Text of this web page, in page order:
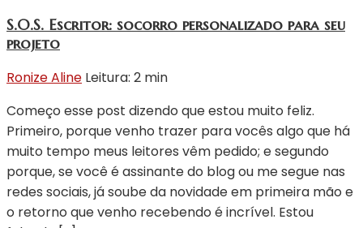
S.O.S. Escritor: socorro personalizado para seu
projeto
Ronize Aline Leitura: 2 min
Começo esse post dizendo que estou muito feliz.
Primeiro, porque venho trazer para vocês algo que há
muito tempo meus leitores vêm pedido; e segundo
porque, se você é assinante do blog ou me segue nas
redes sociais, já soube da novidade em primeira mão e
o retorno que venho recebendo é incrível. Estou